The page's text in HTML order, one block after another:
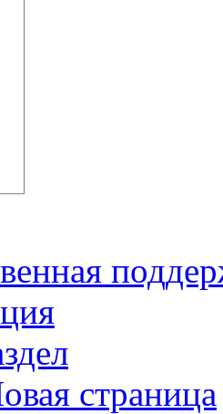
страница